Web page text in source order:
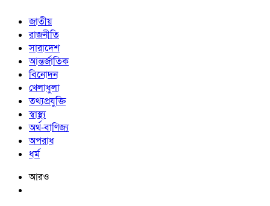
জাতীয়
রাজনীতি
সারাদেশ
আন্তর্জাতিক
বিনোদন
খেলাধুলা
তথ্যপ্রযুক্তি
স্বাস্থ্য
অর্থ-বাণিজ্য
অপরাধ
ধর্ম
আরও